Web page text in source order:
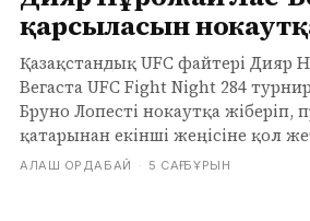
қарсыласын
Қазақстандық UFC файтері Дияр
Вегаста UFC Fight Night 284
Бруно Лопесті нокаутқа жіберіп,
қатарынан екінші жеңісіне қол
АЛАШ ОРДАБАЙ · 5 САҒ БҰРЫН